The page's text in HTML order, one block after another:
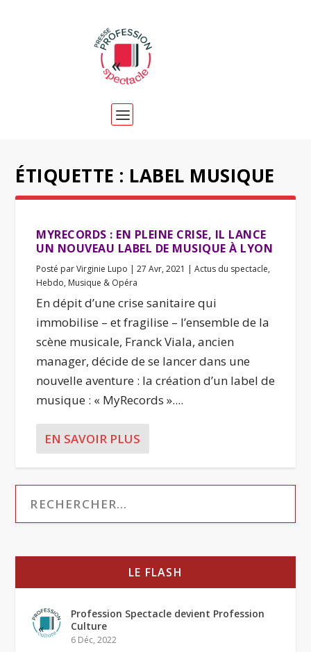
ÉTIQUETTE : LABEL MUSIQUE
MYRECORDS : EN PLEINE CRISE, IL LANCE
UN NOUVEAU LABEL DE MUSIQUE À LYON
Posté parVirginie Lupo |27 Avr, 2021 |Actus du spectacle,
Hebdo, Musique & Opéra
En dépit d’une crise sanitaire qui
immobilise – et fragilise – l’ensemble de la
scène musicale, Franck Viala, ancien
manager, décide de se lancer dans une
nouvelle aventure : la création d’un label de
musique : « MyRecords »....
EN SAVOIR PLUS
LE FLASH
Profession Spectacle devient Profession
Culture
6 Déc, 2022